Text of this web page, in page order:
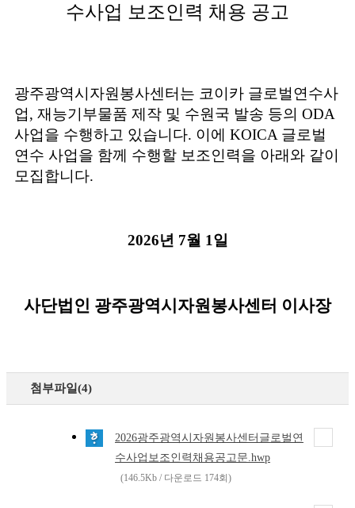
수사업 보조인력 채용 공고
광주광역시자원봉사센터는 코이카 글로벌연수사
업, 재능기부물품 제작 및 수원국 발송 등의 ODA
사업을 수행하고 있습니다. 이에 KOICA 글로벌
연수 사업을 함께 수행할 보조인력을 아래와 같이
모집합니다.
2026년 7월 1일
사단법인 광주광역시자원봉사센터 이사장
첨부파일(4)
2026광주광역시자원봉사센터글로벌연
수사업보조인력채용공고문.hwp
(146.5Kb / 다운로드 174회)